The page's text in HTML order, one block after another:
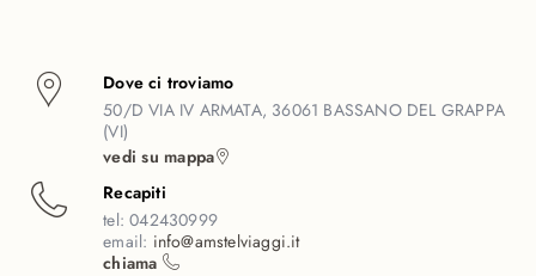
Dove ci troviamo
50/D VIA IV ARMATA, 36061 BASSANO DEL GRAPPA
(VI)
vedi su mappa
Recapiti
tel:042430999
email: info@amstelviaggi.it
chiama